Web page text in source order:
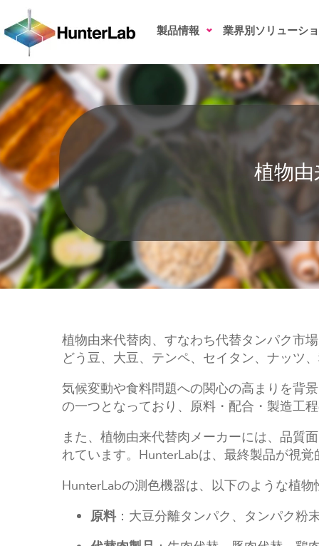
製品情報 業界別ソリューシ
植物由来代替肉の色測定
植物
植物由来代替肉、すなわち代替タンパク市
どう豆、大豆、テンペ、セイタン、ナッツ
気候変動や食料問題への関心の高まりを背
の一つとなっており、原料・配合・製造工
また、植物由来代替肉メーカーには、品質
れています。HunterLabは、最終製品が視
HunterLabの測色機器は、以下のような植
原料：大豆分離タンパク、タンパク粉